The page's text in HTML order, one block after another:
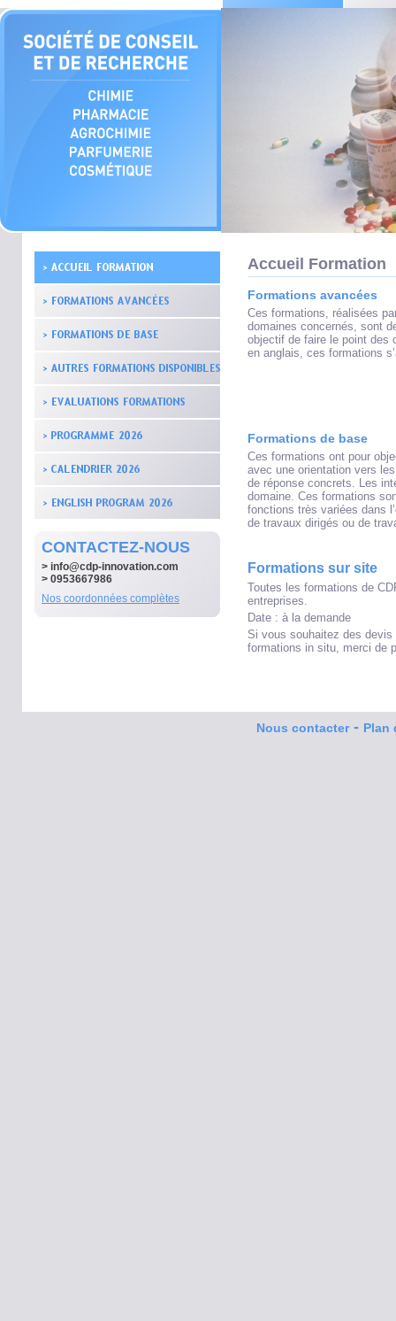
CONTACTEZ-NOUS
> info@cdp-innovation.com
> 0953667986
Nos coordonnées complètes
Accueil Formation
Formations avancées
Ces formations, réalisées
domaines concernés, sont
objectif de faire le point des
en anglais, ces formations
Formations de base
Ces formations ont pour
avec une orientation vers
de réponse concrets. Les
domaine. Ces formations
fonctions très variées dans
de travaux dirigés ou de
Formations sur site
Toutes les formations de
entreprises.
Date : à la demande
Si vous souhaitez des
formations in situ, merci de
Nous contacter- Plan